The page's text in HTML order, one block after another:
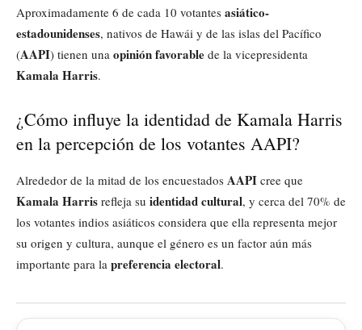
Aproximadamente 6 de cada 10 votantes asiático-
estadounidenses, nativos de Hawái y de las islas del Pacífico
(AAPI) tienen una opinión favorable de la vicepresidenta
Kamala Harris.
¿Cómo influye la identidad de Kamala Harris
en la percepción de los votantes AAPI?
Alrededor de la mitad de los encuestados AAPI cree que
Kamala Harris refleja su identidad cultural, y cerca del 70% de
los votantes indios asiáticos considera que ella representa mejor
su origen y cultura, aunque el género es un factor aún más
importante para la preferencia electoral.